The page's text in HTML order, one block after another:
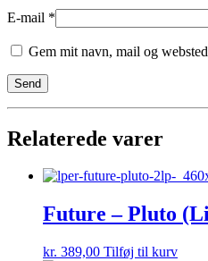
E-mail *
Gem mit navn, mail og
Relaterede varer
Future – Pluto
kr. 389,00 Tilføj til kurv